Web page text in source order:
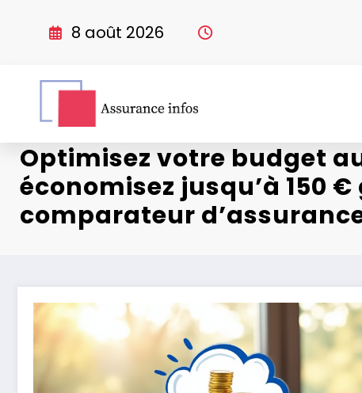
8 août 2026
Optimisez votre budget
économisez jusqu’à 150
comparateur